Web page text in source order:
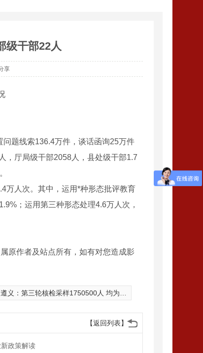
级干部22人
享
题线索136.4万件，谈话函询25万件
，厅局级干部2058人，县处级干部1.7
人次。其中，运用*种形态批评教育
；运用第三种形态处理4.6万人次，
原作者及站点所有，如有对您造成影
义：第三轮核检采样1750500人 均为阴性
【返回列表】
政策解读